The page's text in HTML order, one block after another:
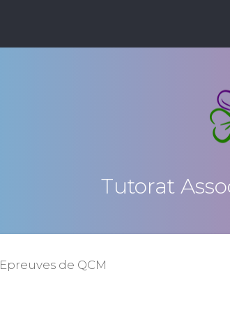
Tutorat
Epreuves de QCM